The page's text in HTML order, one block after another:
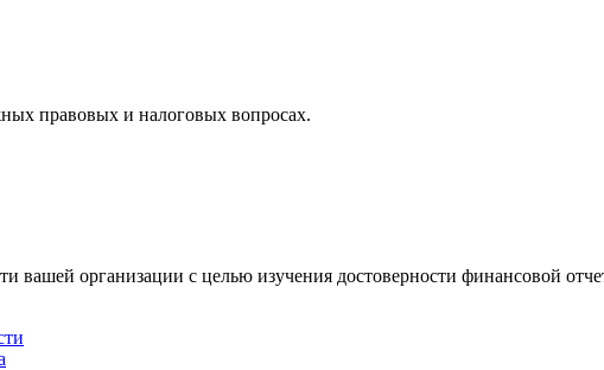
правовых и налоговых вопросах.
вашей организации с целью изучения достоверности финансовой